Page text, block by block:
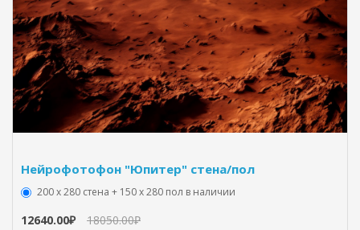
Нейрофотофон "Юпитер" стена/пол
200 х 280 стена + 150 х 280 пол в наличии
12640.00₽ 18050.00₽